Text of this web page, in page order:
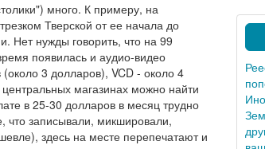
много. К примеру, на
Тверской от ее начала до
Нет нужды говорить, что на 99
появилась и аудио-видео
3 долларов), VCD - около 4
магазинах можно найти
в 25-30 долларов в месяц трудно
что записывали, микшировали,
здесь на месте перепечатают и